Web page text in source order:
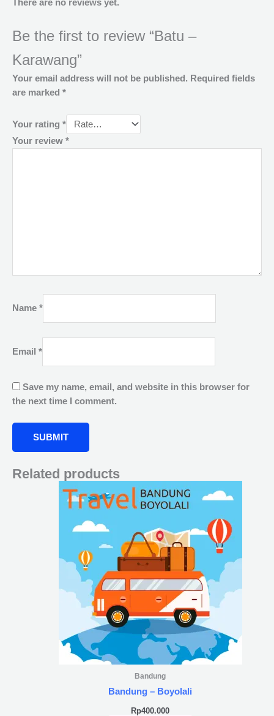
There are no reviews yet.
Be the first to review “Batu –
Karawang”
Your email address will not be published. Required fields
are marked *
Your rating *
Your review *
Name *
Email *
Save my name, email, and website in this browser for
the next time I comment.
Related products
Bandung
Bandung – Boyolali
Rp400.000